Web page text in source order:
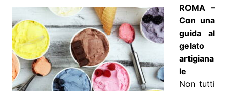
ROMA –
Con una
guida al
gelato
artigiana
le
Non tutti